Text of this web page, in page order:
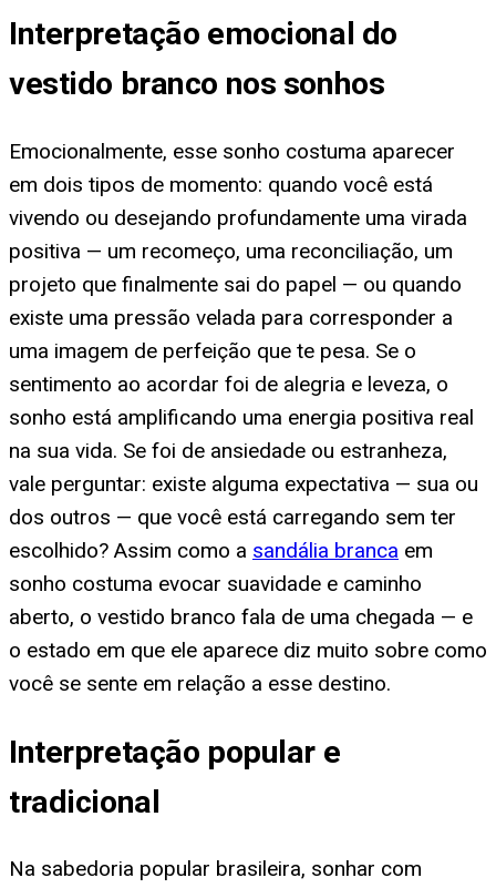
Interpretação emocional do
vestido branco nos sonhos
Emocionalmente, esse sonho costuma aparecer
em dois tipos de momento: quando você está
vivendo ou desejando profundamente uma virada
positiva — um recomeço, uma reconciliação, um
projeto que finalmente sai do papel — ou quando
existe uma pressão velada para corresponder a
uma imagem de perfeição que te pesa. Se o
sentimento ao acordar foi de alegria e leveza, o
sonho está amplificando uma energia positiva real
na sua vida. Se foi de ansiedade ou estranheza,
vale perguntar: existe alguma expectativa — sua ou
dos outros — que você está carregando sem ter
escolhido? Assim como a sandália branca em
sonho costuma evocar suavidade e caminho
aberto, o vestido branco fala de uma chegada — e
o estado em que ele aparece diz muito sobre como
você se sente em relação a esse destino.
Interpretação popular e
tradicional
Na sabedoria popular brasileira, sonhar com